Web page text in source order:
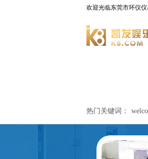
欢迎光临东莞市环仪
关于环仪 联
热门关键词：
网站